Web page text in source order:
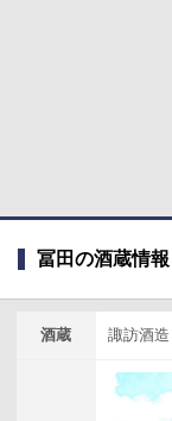
冨田の酒蔵情報
酒蔵 諏訪酒造